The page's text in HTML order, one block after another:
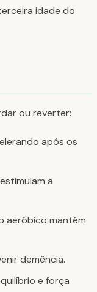
idade do
ou reverter:
após os
a
aeróbico mantém
demência.
e força